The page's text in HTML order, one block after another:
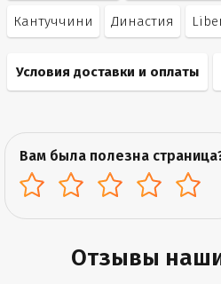
Кантуччини Династия
Условия доставки и оплаты
Вам была полезна
Отзывы